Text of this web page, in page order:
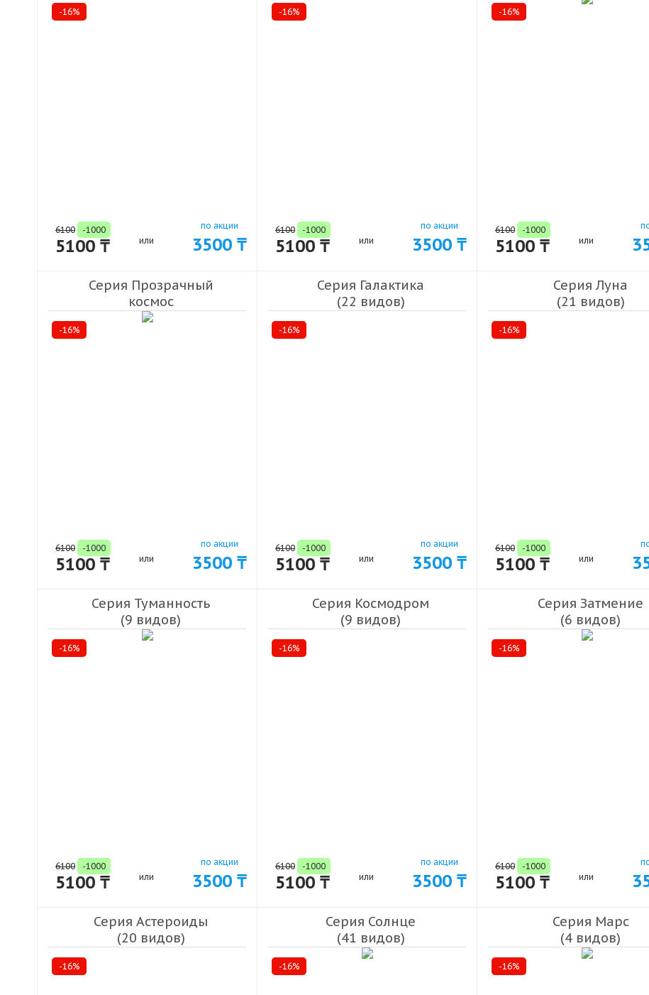
-16%
6100 -1000
5100 ₸ или
по акции
3500 ₸
-16%
6100 -1000
5100 ₸ или
по акции
3500 ₸
-16%
6100 -1000
5100 ₸ или
Серия Прозрачный
космос
(32 видов)
-16%
6100 -1000
5100 ₸ или
по акции
3500 ₸
Серия Галактика
(22 видов)
-16%
6100 -1000
5100 ₸ или
по акции
3500 ₸
Серия Луна
(21 видов)
-16%
6100 -1000
5100 ₸ или
Серия Туманность
(9 видов)
-16%
6100 -1000
5100 ₸ или
по акции
3500 ₸
Серия Космодром
(9 видов)
-16%
6100 -1000
5100 ₸ или
по акции
3500 ₸
Серия Затмение
(6 видов)
-16%
6100 -1000
5100 ₸ или
Серия Астероиды
(20 видов)
-16%
Серия Солнце
(41 видов)
-16%
Серия Марс
(4 видов)
-16%